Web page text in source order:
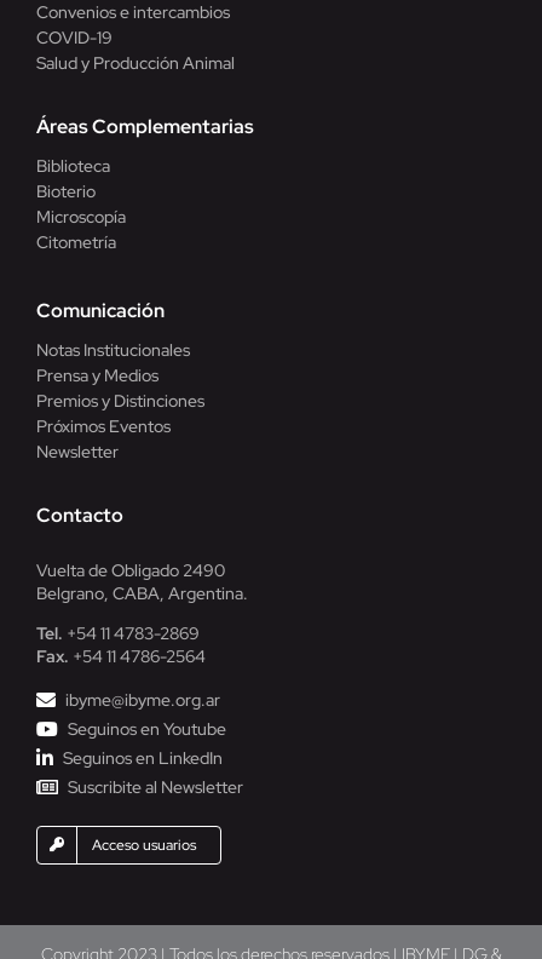
Convenios e intercambios
COVID-19
Salud y Producción Animal
Áreas Complementarias
Biblioteca
Bioterio
Microscopía
Citometría
Comunicación
Notas Institucionales
Prensa y Medios
Premios y Distinciones
Próximos Eventos
Newsletter
Contacto
Vuelta de Obligado 2490
Belgrano, CABA, Argentina.
Tel. +54 11 4783-2869
Fax. +54 11 4786-2564
ibyme@ibyme.org.ar
Seguinos en Youtube
Seguinos en LinkedIn
Suscribite al Newsletter
Acceso usuarios
Copyright 2023 | Todos los derechos reservados | IBYME | DG &